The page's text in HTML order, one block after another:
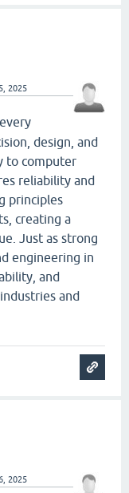
2025
design, and
to computer
reliability and
principles
creating a
Just as strong
engineering in
and
and
2025